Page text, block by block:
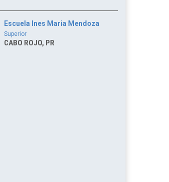
Escuela Ines Maria Mendoza
Superior
CABO ROJO, PR